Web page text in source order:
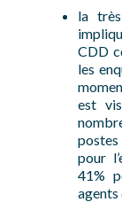
la
CDD
les
est
pour
41%
agents